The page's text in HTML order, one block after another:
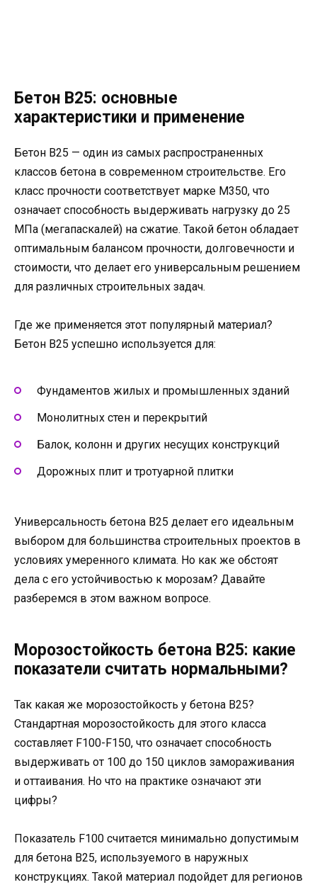
Бетон В25: основные
характеристики и применение
Бетон В25 — один из самых распространенных
классов бетона в современном строительстве. Его
класс прочности соответствует марке М350, что
означает способность выдерживать нагрузку до 25
МПа (мегапаскалей) на сжатие. Такой бетон обладает
оптимальным балансом прочности, долговечности и
стоимости, что делает его универсальным решением
для различных строительных задач.
Где же применяется этот популярный материал?
Бетон В25 успешно используется для:
Фундаментов жилых и промышленных зданий
Монолитных стен и перекрытий
Балок, колонн и других несущих конструкций
Дорожных плит и тротуарной плитки
Универсальность бетона В25 делает его идеальным
выбором для большинства строительных проектов в
условиях умеренного климата. Но как же обстоят
дела с его устойчивостью к морозам? Давайте
разберемся в этом важном вопросе.
Морозостойкость бетона В25: какие
показатели считать нормальными?
Так какая же морозостойкость у бетона В25?
Стандартная морозостойкость для этого класса
составляет F100-F150, что означает способность
выдерживать от 100 до 150 циклов замораживания
и оттаивания. Но что на практике означают эти
цифры?
Показатель F100 считается минимально допустимым
для бетона В25, используемого в наружных
конструкциях. Такой материал подойдет для регионов